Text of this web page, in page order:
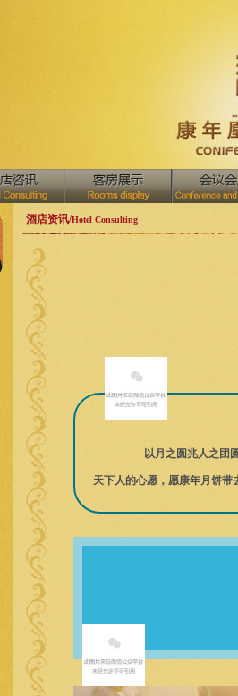
酒店资讯/Hotel Consulting
以月之圆兆人之团
天下人的心愿，愿康年月饼带